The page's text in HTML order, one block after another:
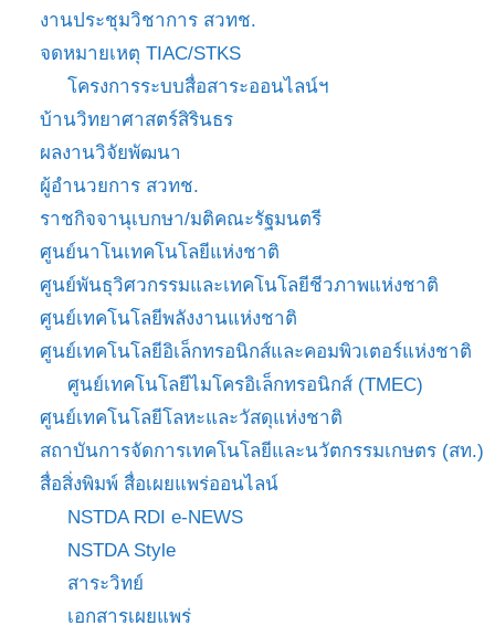
งานประชุมวิชาการ สวทช.
จดหมายเหตุ TIAC/STKS
โครงการระบบสื่อสาระออนไลน์ฯ
บ้านวิทยาศาสตร์สิรินธร
ผลงานวิจัยพัฒนา
ผู้อำนวยการ สวทช.
ราชกิจจานุเบกษา/มติคณะรัฐมนตรี
ศูนย์นาโนเทคโนโลยีแห่งชาติ
ศูนย์พันธุวิศวกรรมและเทคโนโลยีชีวภาพแห่งชาติ
ศูนย์เทคโนโลยีพลังงานแห่งชาติ
ศูนย์เทคโนโลยีอิเล็กทรอนิกส์และคอมพิวเตอร์แห่งชาติ
ศูนย์เทคโนโลยีไมโครอิเล็กทรอนิกส์ (TMEC)
ศูนย์เทคโนโลยีโลหะและวัสดุแห่งชาติ
สถาบันการจัดการเทคโนโลยีและนวัตกรรมเกษตร (สท.)
สื่อสิ่งพิมพ์ สื่อเผยแพร่ออนไลน์
NSTDA RDI e-NEWS
NSTDA Style
สาระวิทย์
เอกสารเผยแพร่